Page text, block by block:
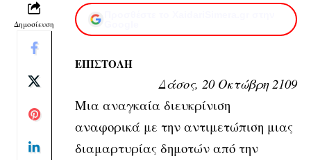
Δημοσίευση
ΕΠΙΣΤΟΛΗ
Δάσος, 20 Οκτώβρη 2109
Μια αναγκαία διευκρίνιση
αναφορικά με την αντιμετώπιση μιας
διαμαρτυρίας δημοτών από την